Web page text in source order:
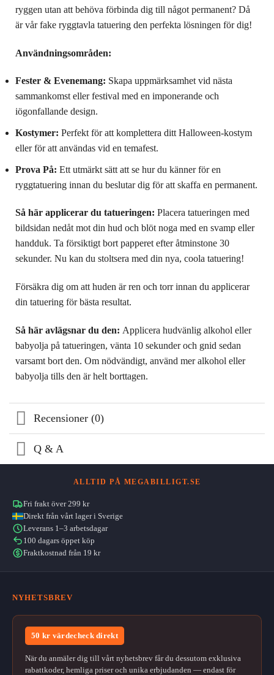
ryggen utan att behöva förbinda dig till något permanent? Då
är vår fake ryggtavla tatuering den perfekta lösningen för dig!
Användningsområden:
Fester & Evenemang: Skapa uppmärksamhet vid nästa
sammankomst eller festival med en imponerande och
iögonfallande design.
Kostymer: Perfekt för att komplettera ditt Halloween-kostym
eller för att användas vid en temafest.
Prova På: Ett utmärkt sätt att se hur du känner för en
ryggtatuering innan du beslutar dig för att skaffa en permanent.
Så här applicerar du tatueringen: Placera tatueringen med
bildsidan nedåt mot din hud och blöt noga med en svamp eller
handduk. Ta försiktigt bort papperet efter åtminstone 30
sekunder. Nu kan du stoltsera med din nya, coola tatuering!
Försäkra dig om att huden är ren och torr innan du applicerar
din tatuering för bästa resultat.
Så här avlägsnar du den: Applicera hudvänlig alkohol eller
babyolja på tatueringen, vänta 10 sekunder och gnid sedan
varsamt bort den. Om nödvändigt, använd mer alkohol eller
babyolja tills den är helt borttagen.
Recensioner (0)
Q & A
ALLTID PÅ MEGABILLIGT.SE
Fri frakt över 299 kr
Direkt från vårt lager i Sverige
Leverans 1–3 arbetsdagar
100 dagars öppet köp
Fraktkostnad från 19 kr
NYHETSBREV
50 kr värdecheck direkt
När du anmäler dig till vårt nyhetsbrev får du dessutom exklusiva
rabattkoder, hemliga priser och unika erbjudanden — endast för